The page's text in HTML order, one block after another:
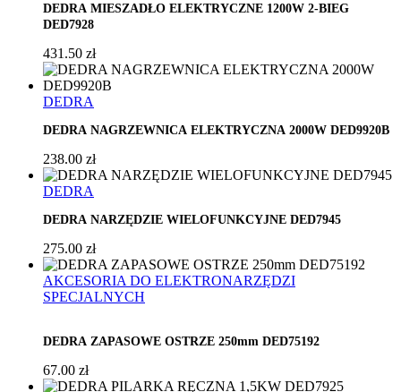
DEDRA MIESZADŁO ELEKTRYCZNE 1200W 2-BIEG
DED7928
431.50 zł
DEDRA
DEDRA NAGRZEWNICA ELEKTRYCZNA 2000W DED9920B
238.00 zł
DEDRA
DEDRA NARZĘDZIE WIELOFUNKCYJNE DED7945
275.00 zł
AKCESORIA DO ELEKTRONARZĘDZI
SPECJALNYCH
DEDRA ZAPASOWE OSTRZE 250mm DED75192
67.00 zł